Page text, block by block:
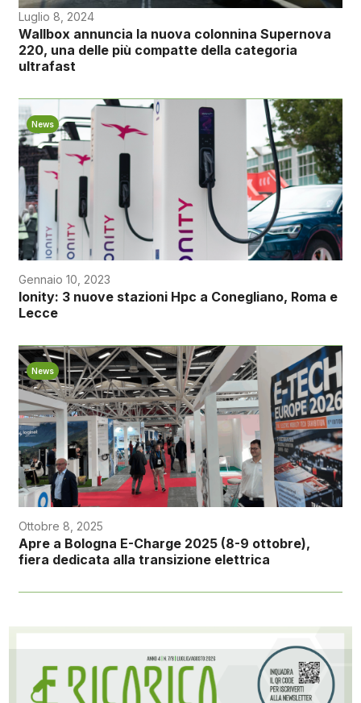
Luglio 8, 2024
Wallbox annuncia la nuova colonnina Supernova
220, una delle più compatte della categoria
ultrafast
News
Gennaio 10, 2023
Ionity: 3 nuove stazioni Hpc a Conegliano, Roma e
Lecce
News
Ottobre 8, 2025
Apre a Bologna E-Charge 2025 (8-9 ottobre),
fiera dedicata alla transizione elettrica